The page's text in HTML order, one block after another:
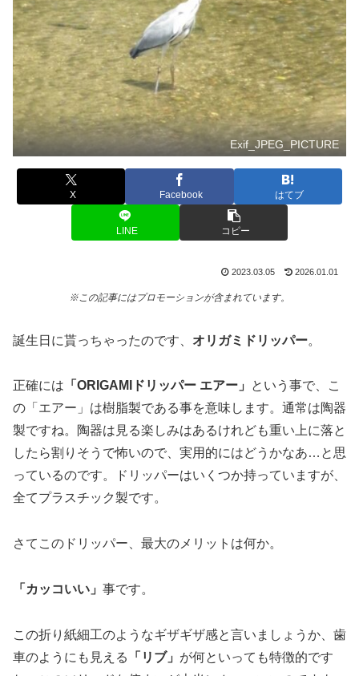
Exif_JPEG_PICTURE
X Facebook はてブ
LINE コピー
2023.03.05 2026.01.01
※この記事にはプロモーションが含まれています。
誕生日に貰っちゃったのです、 オリガミドリッパー。
正確には 「ORIGAMIドリッパー エアー」
という事で、こ
の「エアー」は樹脂製である事を意味します。通常は陶器
製ですね。陶器は見る楽しみはあるけれども重い上に落と
したら割りそうで怖いので、実用的にはどうかなあ…と思
っているのです。ドリッパーはいくつか持っていますが、
全てプラスチック製です。
さてこのドリッパー、最大のメリットは何か。
「カッコいい」 事です。
この折り紙細工のようなギザギザ感と言いましょうか、歯
車のようにも見える
「リブ」 が何といっても特徴的です